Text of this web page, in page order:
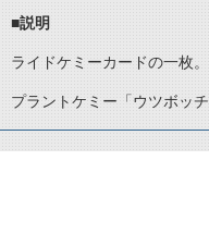
■説明
ライドケミーカードの一枚。
プラントケミー「ウツボッ